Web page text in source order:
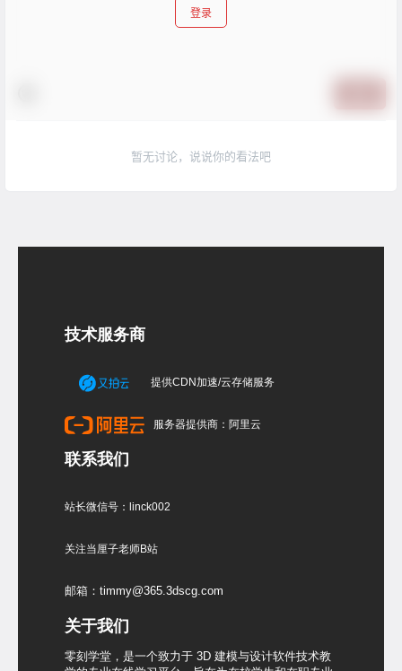
登录
暂无讨论，说说你的看法吧
技术服务商
提供CDN加速/云存储服务
服务器提供商：阿里云
联系我们
站长微信号：linck002
关注当厘子老师B站
邮箱：timmy@365.3dscg.com
关于我们
零刻学堂，是一个致力于 3D 建模与设计软件技术教